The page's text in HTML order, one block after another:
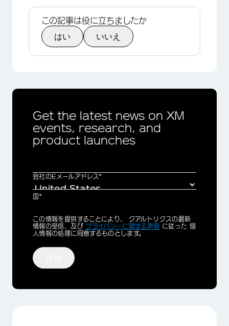
この記事は役に立ちましたか
はい いいえ
Get the latest news on XM
events, research, and
product launches
会社のEメールアドレス*
国*
Privacy
Optin
この情報を提供することにより、 クアルトリクスの最新
情報の受信、及び プライバシーに関する声明 に従った 個
人情報の処理に同意するものとします。